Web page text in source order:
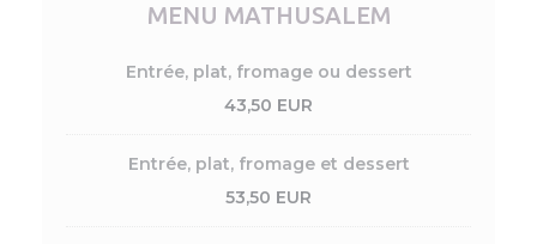
MENU MATHUSALEM
Entrée, plat, fromage ou dessert
43,50 EUR
Entrée, plat, fromage et dessert
53,50 EUR